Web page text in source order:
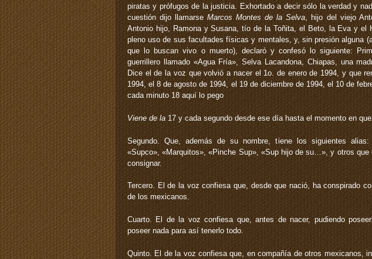
piratas y prófugos de la justicia. Exhortado a decir sólo la verdad y
cuestión dijo llamarseMarcos Montes de la Selva , hijo del viejo
Antonio hijo, Ramona y Susana, tío de la Toñita, el Beto, la Eva y el
pleno uso de sus facultades físicas y mentales, y, sin presión alguna
que lo buscan vivo o muerto), declaró y confesó lo siguiente:
guerrillero llamado «Agua Fría», Selva Lacandona, Chiapas, una
Dice el de la voz que volvió a nacer el 1o. de enero de 1994, y que
1994, el 8 de agosto de 1994, el 19 de diciembre de 1994, el 10 de
cada minuto 18 aquí lo pego
Viene de la 17 y cada segundo desde ese día hasta el momento en
Segundo. Que, además de su nombre, tiene los siguientes alias:
«Supco», «Marquitos», «Pinche Sup», «Sup hijo de su…», y otros que
consignar.
Tercero. El de la voz confiesa que, desde que nació, ha conspirado
de los mexicanos.
Cuarto. El de la voz confiesa que, antes de nacer, pudiendo
poseer nada para así tenerlo todo.
Quinto. El de la voz confiesa que, en compañía de otros mexicanos,